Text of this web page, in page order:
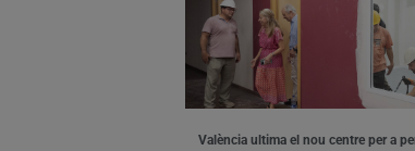
València ultima el nou centre per a